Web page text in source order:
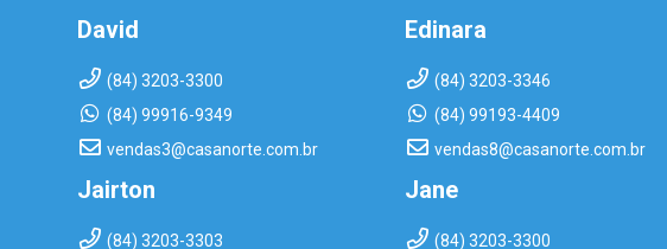
David
(84) 3203-3300
(84) 99916-9349
vendas3@casanorte.com.br
Edinara
(84) 3203-3346
(84) 99193-4409
vendas8@casanorte.com.br
Jairton
(84) 3203-3303
Jane
(84) 3203-3300